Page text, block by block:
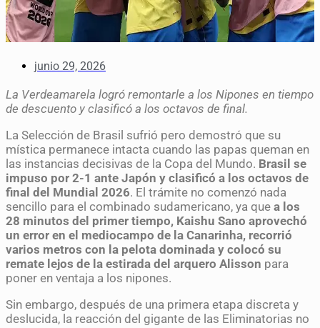
junio 29, 2026
La Verdeamarela logró remontarle a los Nipones en tiempo
de descuento y clasificó a los octavos de final.
La Selección de Brasil sufrió pero demostró que su
mística permanece intacta cuando las papas queman en
las instancias decisivas de la Copa del Mundo. Brasil se
impuso por 2-1 ante Japón y clasificó a los octavos de
final del Mundial 2026. El trámite no comenzó nada
sencillo para el combinado sudamericano, ya que a los
28 minutos del primer tiempo, Kaishu Sano aprovechó
un error en el mediocampo de la Canarinha, recorrió
varios metros con la pelota dominada y colocó su
remate lejos de la estirada del arquero Alisson para
poner en ventaja a los nipones.
Sin embargo, después de una primera etapa discreta y
deslucida, la reacción del gigante de las Eliminatorias no